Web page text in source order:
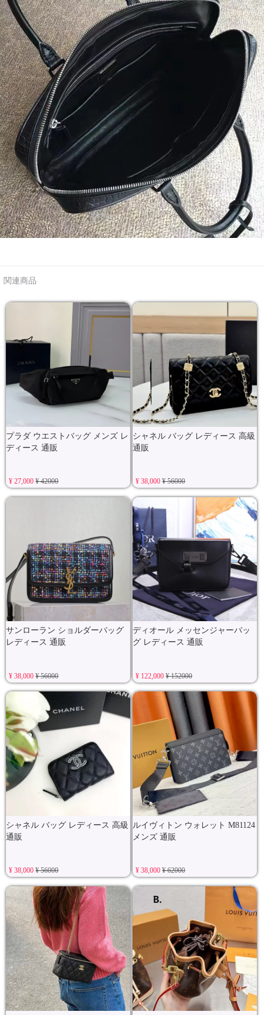
関連商品
プラダ ウエストバッグ メンズ レ
ディース 通販
¥ 27,000¥ 42000
シャネル バッグ レディース 高級
通販
¥ 38,000¥ 56000
サンローラン ショルダーバッグ
レディース 通販
¥ 38,000¥ 56000
ディオール メッセンジャーバッ
グ レディース 通販
¥ 122,000¥ 152000
シャネル バッグ レディース 高級
通販
¥ 38,000¥ 56000
ルイヴィトン ウォレット M81124
メンズ 通販
¥ 38,000¥ 62000